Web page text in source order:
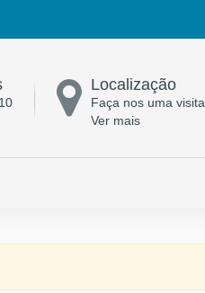
Localização
Faça nos uma visita
Ver mais